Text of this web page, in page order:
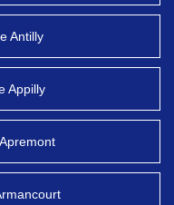
Antilly
Appilly